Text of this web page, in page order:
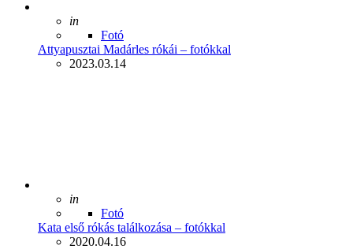
Posted
in
Fotó
Attyapusztai Madárles rókái – fotókkal
2023.03.14
Posted
in
Fotó
Kata első rókás találkozása – fotókkal
2020.04.16